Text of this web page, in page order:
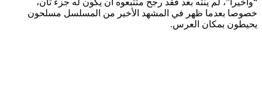
“وأخيرا”، لم ينته بعد فقد رجح متتبعوه أن يكون له جزء ثان،
خصوصا بعدما ظهر في المشهد الأخير من المسلسل مسلحون
يحيطون بمكان العرس.